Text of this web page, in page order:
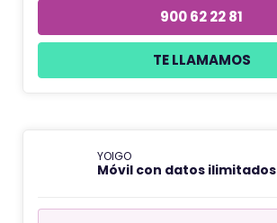
900 62 22 81
TE LLAMAMOS
YOIGO
Móvil con datos ilimitados